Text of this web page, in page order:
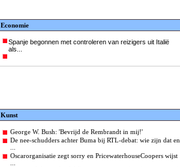
Economie
Spanje begonnen met controleren van reizigers uit Italië
als...
Kunst
George W. Bush: 'Bevrijd de Rembrandt in mij!'
De nee-schudders achter Buma bij RTL-debat: wie zijn dat en
Oscarorganisatie zegt sorry en PricewaterhouseCoopers wijst